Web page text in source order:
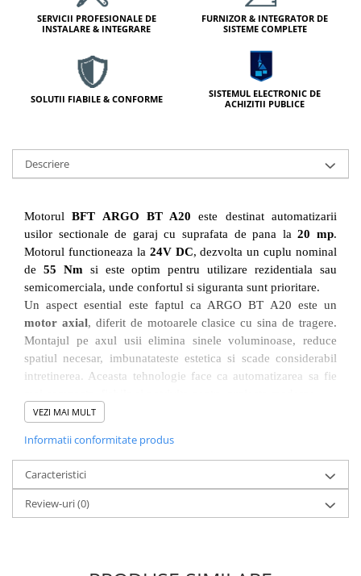
SERVICII PROFESIONALE DE
INSTALARE & INTEGRARE
FURNIZOR & INTEGRATOR DE
SISTEME COMPLETE
SOLUTII FIABILE & CONFORME
SISTEMUL ELECTRONIC DE
ACHIZITII PUBLICE
Descriere
MotorulBFT ARGO BT A20 este destinat automatizarii
usilor sectionale de garaj cu suprafata de pana la20 mp.
Motorul functioneaza la 24V DC, dezvolta un cuplu nominal
de 55 Nm si este optim pentru utilizare rezidentiala sau
semicomerciala, unde confortul si siguranta sunt prioritare.
Un aspect esential este faptul ca ARGO BT A20 este un
motor axial, diferit de motoarele clasice cu sina de tragere.
Montajul pe axul usii elimina sinele voluminoase, reduce
spatiul necesar, imbunatateste estetica si scade considerabil
intretinerea. Aceasta tehnologie face ca automatizarea sa fie
Avantaje si beneficii
clasica, usor de instalat si de intretinut.
Performanta adaptata
– forta 55 Nm, suporta usi de pana
la 20 mp.
VEZI MAI MULT
Informatii conformitate produs
Caracteristici
Review-uri(0)